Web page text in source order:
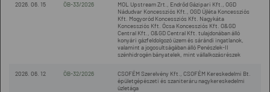
2026. 06. 15 ÖB-33/2026
MOL Upstream Zrt., Endrőd Gázipari Kft., OGD
Nádudvar Koncessziós Kft., OGD Újléta Koncessziós
Kft. Mogyoród Koncessziós Kft. Nagykáta
Koncessziós Kft. Ócsa Koncessziós Kft. O&GD
Central Kft., O&GD Central Kft. tulajdonában álló
konyári gázfeldolgozó üzem és sárándi ingatlanok,
valamint a jogosultságában álló Penészlek-II
szénhidrogén bányatelek, mint vállalkozásrészek
2026. 06. 12 ÖB-32/2026
CSOFÉM Szerelvény Kft., CSOFÉM Kereskedelmi Bt.
épületgépészeti és szaniteráru nagykereskedelmi
üzletága